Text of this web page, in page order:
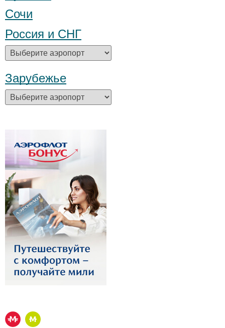
Сочи
Россия и СНГ
Зарубежье